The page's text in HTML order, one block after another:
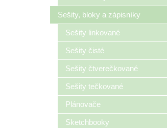
Sešity, bloky a zápisníky
Sešity linkované
Sešity čisté
Sešity čtverečkované
Sešity tečkované
Plánovače
Sketchbooky